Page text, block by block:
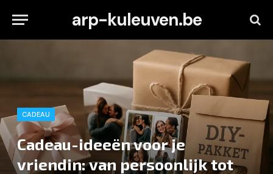
arp-kuleuven.be
CADEAU
Cadeau-ideeën voor je
vriendin: van persoonlijk tot